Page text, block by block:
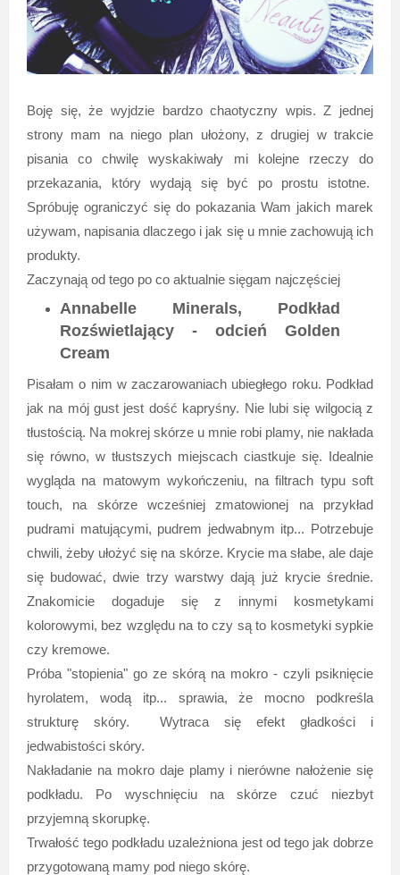
Boję się, że wyjdzie bardzo chaotyczny wpis. Z jednej
strony mam na niego plan ułożony, z drugiej w trakcie
pisania co chwilę wyskakiwały mi kolejne rzeczy do
przekazania, który wydają się być po prostu istotne.
Spróbuję ograniczyć się do pokazania Wam jakich marek
używam, napisania dlaczego i jak się u mnie zachowują ich
produkty.
Zaczynają od tego po co aktualnie sięgam najczęściej
Annabelle Minerals, Podkład
Rozświetlający - odcień Golden
Cream
Pisałam o nim w zaczarowaniach ubiegłego roku. Podkład
jak na mój gust jest dość kapryśny. Nie lubi się wilgocią z
tłustością. Na mokrej skórze u mnie robi plamy, nie nakłada
się równo, w tłustszych miejscach ciastkuje się. Idealnie
wygląda na matowym wykończeniu, na filtrach typu soft
touch, na skórze wcześniej zmatowionej na przykład
pudrami matującymi, pudrem jedwabnym itp... Potrzebuje
chwili, żeby ułożyć się na skórze. Krycie ma słabe, ale daje
się budować, dwie trzy warstwy dają już krycie średnie.
Znakomicie dogaduje się z innymi kosmetykami
kolorowymi, bez względu na to czy są to kosmetyki sypkie
czy kremowe.
Próba "stopienia" go ze skórą na mokro - czyli psiknięcie
hyrolatem, wodą itp... sprawia, że mocno podkreśla
strukturę skóry. Wytraca się efekt gładkości i
jedwabistości skóry.
Nakładanie na mokro daje plamy i nierówne nałożenie się
podkładu. Po wyschnięciu na skórze czuć niezbyt
przyjemną skorupkę.
Trwałość tego podkładu uzależniona jest od tego jak dobrze
przygotowaną mamy pod niego skórę.